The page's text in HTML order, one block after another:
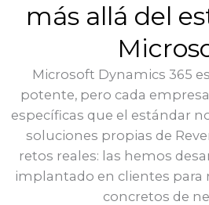
más allá del
Microsoft Dynamics 365
potente, pero cada
específicas que el estándar
soluciones propias de
retos reales: las hemos
implantado en clientes para
concretos de